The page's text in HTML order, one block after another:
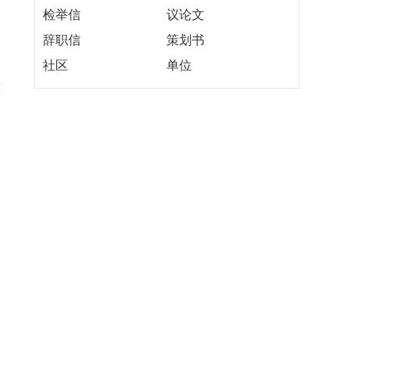
作计划
集合15篇
检举信
议论文
辞职信
策划书
社区
单位